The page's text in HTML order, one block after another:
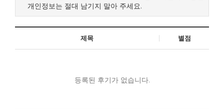
개인정보는 절대 남기지 말아 주세요.
제목 별점
등록된 후기가 없습니다.